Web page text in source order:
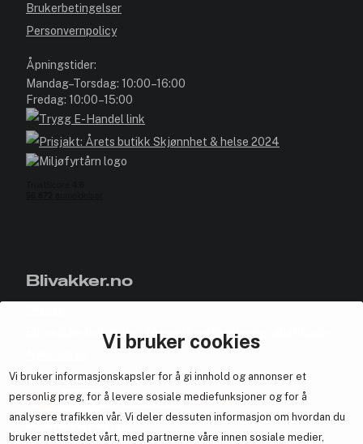
Vi bruker cookies
Vi bruker informasjonskapsler for å gi innhold og annonser et
personlig preg, for å levere sosiale mediefunksjoner og for å
analysere trafikken vår. Vi deler dessuten informasjon om hvordan du
bruker nettstedet vårt, med partnerne våre innen sosiale medier,
Brukerbetingelser
Personvernpolicy
Åpningstider:
Mandag–Torsdag: 10:00–16:00
Fredag: 10:00–15:00
Blivakker.no
Bli medlem helt gratis - få poeng og eksklusive rabattkoder.
Samarbeid med oss